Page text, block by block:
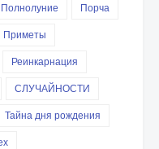
Полнолуние
Порча
Приметы
Реинкарнация
СЛУЧАЙНОСТИ
Тайна дня рождения